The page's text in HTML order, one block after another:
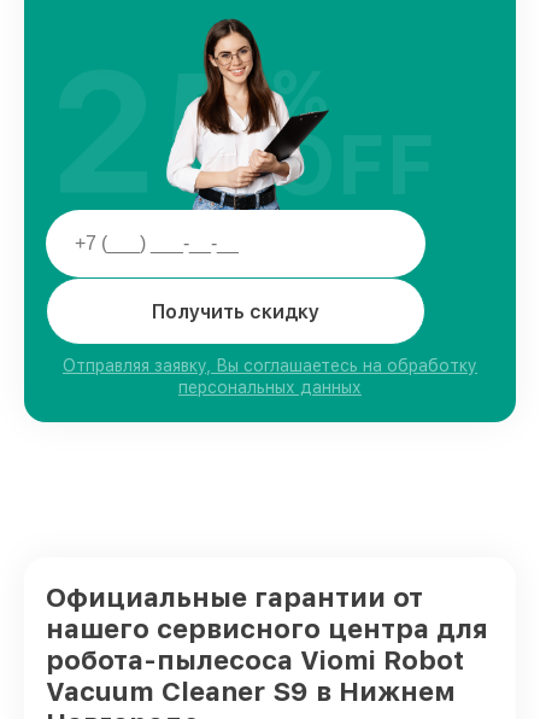
Получить скидку
Отправляя заявку, Вы соглашаетесь на обработку
персональных данных
25%
OFF
Официальные гарантии от
нашего сервисного центра для
робота-пылесоса Viomi Robot
Vacuum Cleaner S9 в Нижнем